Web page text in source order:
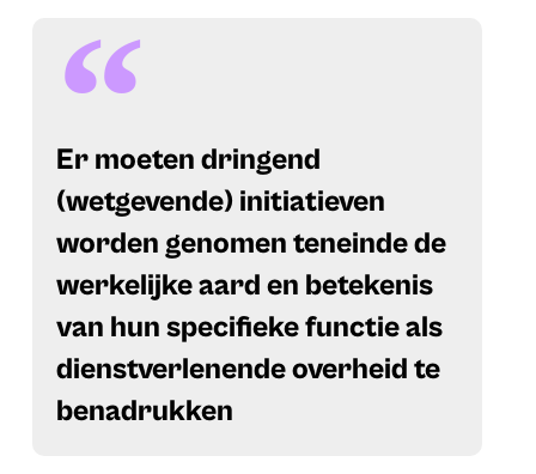
Er moeten dringend
(wetgevende) initiatieven
worden genomen teneinde de
werkelijke aard en betekenis
van hun specifieke functie als
dienstverlenende overheid te
benadrukken